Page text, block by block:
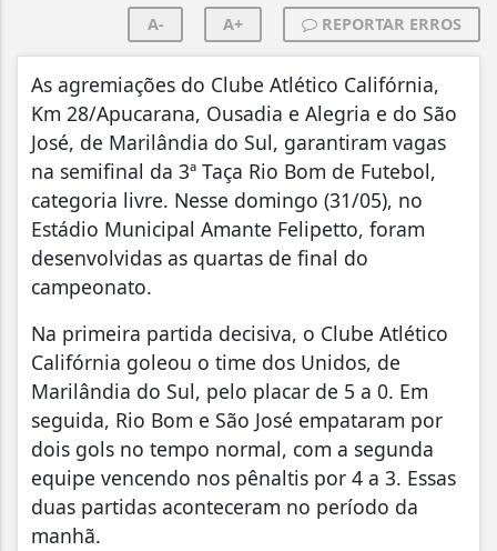
A- A+ REPORTAR ERROS
As agremiações do Clube Atlético Califórnia,
Km 28/Apucarana, Ousadia e Alegria e do São
José, de Marilândia do Sul, garantiram vagas
na semifinal da 3ª Taça Rio Bom de Futebol,
categoria livre. Nesse domingo (31/05), no
Estádio Municipal Amante Felipetto, foram
desenvolvidas as quartas de final do
campeonato.
Na primeira partida decisiva, o Clube Atlético
Califórnia goleou o time dos Unidos, de
Marilândia do Sul, pelo placar de 5 a 0. Em
seguida, Rio Bom e São José empataram por
dois gols no tempo normal, com a segunda
equipe vencendo nos pênaltis por 4 a 3. Essas
duas partidas aconteceram no período da
manhã.